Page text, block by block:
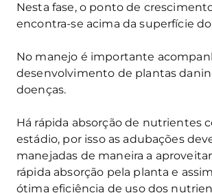
Nesta fase, o ponto de
encontra-se acima da superfície do
No manejo é importante
desenvolvimento de plantas
doenças.
Há rápida absorção de nutrientes
estádio, por isso as adubações
manejadas de maneira a
rápida absorção pela planta e
ótima eficiência de uso dos